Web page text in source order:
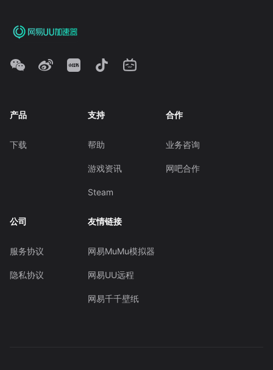
产品
下载
支持
帮助
游戏资讯
Steam
合作
业务咨询
网吧合作
公司
服务协议
隐私协议
友情链接
网易MuMu模拟器
网易UU远程
网易千千壁纸